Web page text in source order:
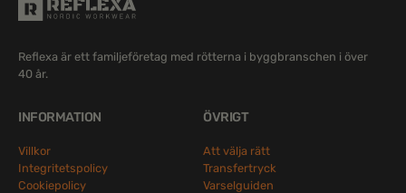
Reflexa är ett familjeföretag med rötterna i byggbranschen i över
40 år.
INFORMATION
Villkor
Integritetspolicy
Cookiepolicy
ÖVRIGT
Att välja rätt
Transfertryck
Varselguiden